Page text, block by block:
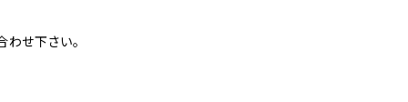
せ下さい。